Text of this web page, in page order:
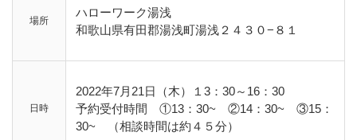
場所
ハローワーク湯浅
和歌山県有田郡湯浅町湯浅２４３０−８１
日時
2022年7月21日（木）１3：30～16：30
予約受付時間 ①13：30~ ②14：30~ ③15：
30~ （相談時間は約４５分）